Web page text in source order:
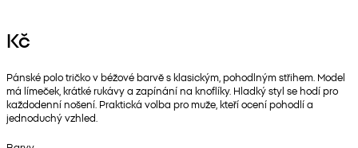
Kč
Pánské polo tričko v béžové barvě s klasickým, pohodlným střihem. Model
má límeček, krátké rukávy a zapínání na knoflíky. Hladký styl se hodí pro
každodenní nošení. Praktická volba pro muže, kteří ocení pohodlí a
jednoduchý vzhled.